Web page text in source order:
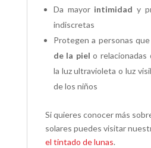
Da mayorintimidad y
indiscretas
Protegen a personas
de la piel o relacionadas
la luz ultravioleta o luz
de los niños
Si quieres conocer más
solares puedes visitar
el tintado de lunas.